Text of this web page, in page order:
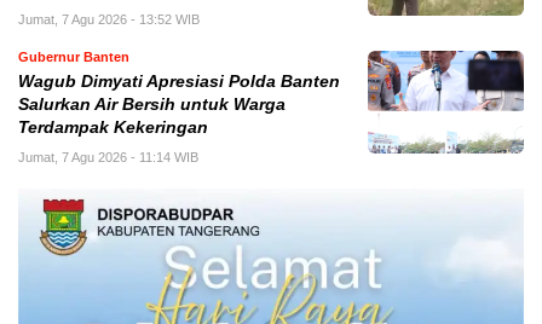
Jumat, 7 Agu 2026 - 13:52 WIB
Gubernur Banten
Wagub Dimyati Apresiasi Polda Banten
Salurkan Air Bersih untuk Warga
Terdampak Kekeringan
Jumat, 7 Agu 2026 - 11:14 WIB